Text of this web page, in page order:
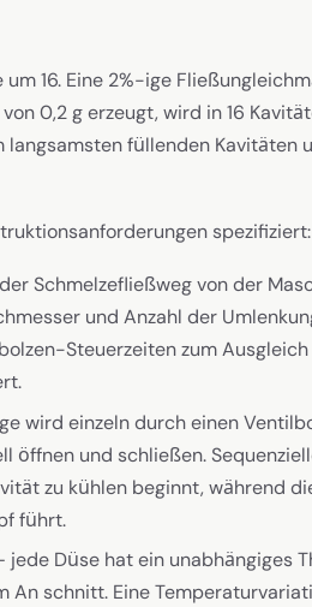
16. Eine 2%-ige
0,2 g erzeugt, wird in 16
langsamsten füllenden Kavitäten
spezifiziert:
Schmelzefließweg von der
und Anzahl der
Steuerzeiten zum
wird einzeln durch einen
öffnen und schließen.
zu kühlen beginnt, während
führt.
jede Düse hat ein unabhängiges
An schnitt. Eine